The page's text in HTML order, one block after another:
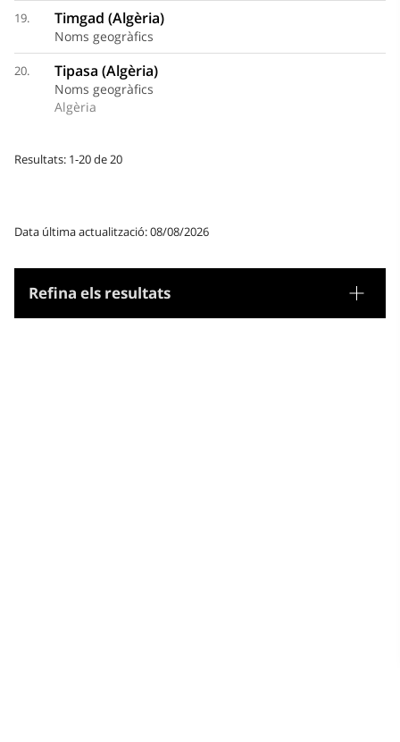
Refina els resultats
Tesaurus
19. Timgad (Algèria)
Noms geogràfics
20. Tipasa (Algèria)
Noms geogràfics
Algèria
Resultats: 1-20 de 20
Data última actualització: 08/08/2026